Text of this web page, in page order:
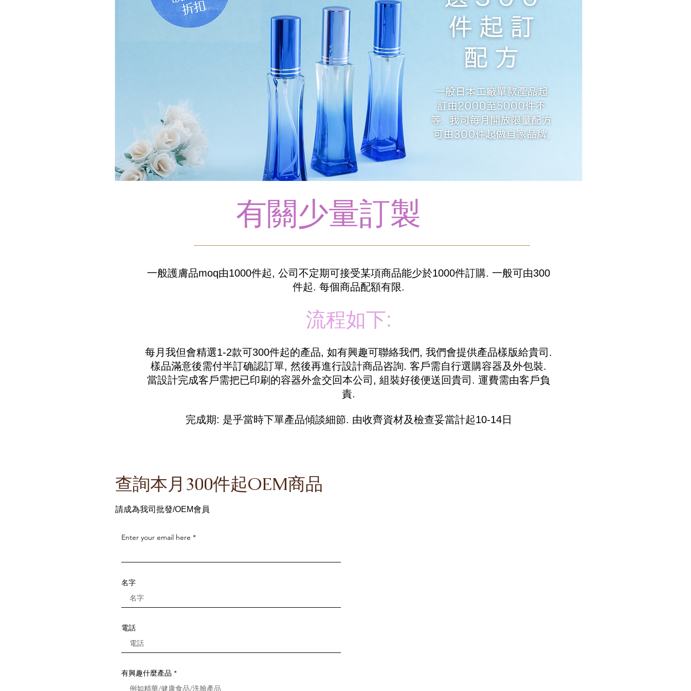
有關少量訂製
一般護膚品moq由1000件起, 公司不定期可接受某項商品能少於1000件訂購. 一般可由300
件起. 每個商品配額有限.
流程如下:
​每月我但會精選1-2款可300件起的產品, 如有興趣可聯絡我們, 我們會提供產品樣版給貴司.
樣品滿意後需付半訂确認訂單, 然後再進行設計商品咨詢. 客戶需自行選購容器及外包裝.
當設計完成客戶需把已印刷的容器外盒交回本公司, 組裝好後便送回貴司. 運費需由客戶負
責.
完成期: 是乎當時下單產品傾談細節. 由收齊資材及檢查妥當計起10-14日
​查詢本月300件起OEM商品
請成為我司批發/OEM會員
Enter your email here
名字
電話
有興趣什麼產品